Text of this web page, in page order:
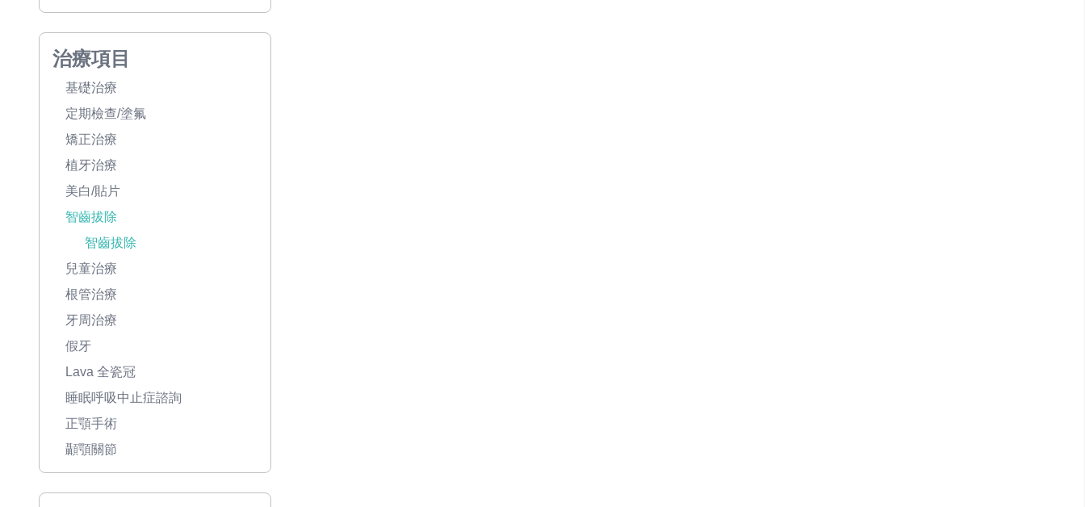
治療項目
基礎治療
定期檢查/塗氟
矯正治療
植牙治療
美白/貼片
智齒拔除
智齒拔除
兒童治療
根管治療
牙周治療
假牙
Lava 全瓷冠
睡眠呼吸中止症諮詢
正顎手術
顳顎關節